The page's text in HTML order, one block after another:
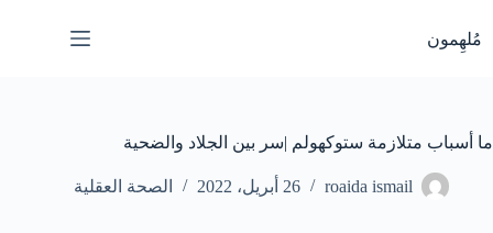
إلى
المحتوى
مُلهِمون
ما أسباب متلازمة ستوكهولم |سر بين الجلاد والضحية
roaida ismail 26 أبريل، 2022 الصحة العقلية